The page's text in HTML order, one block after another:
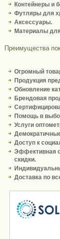
Контейнеры и
Футляры для
Аксессуары.
Материалы
Преимущества
Огромный
Продукция
Обновление
Брендовая
Помощь в
Услуги
Доступ к
Эффективная
скидки.
Доставка по